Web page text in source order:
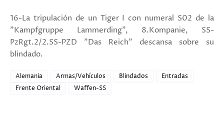
16-La tripulación de un Tiger I con numeral S02 de la
"Kampfgruppe Lammerding", 8.Kompanie, SS-
PzRgt.2/2.SS-PZD "Das Reich" descansa sobre su
blindado.
Alemania Armas/Vehículos Blindados
Entradas
Frente Oriental
Waffen-SS